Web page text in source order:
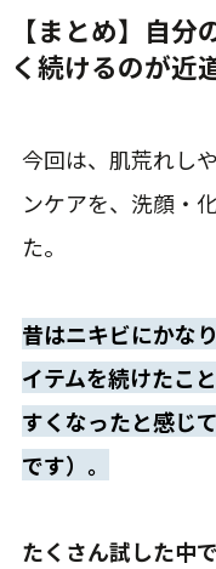
【まとめ】自
く続けるのが近
今回は、肌荒れし
ンケアを、洗顔・
た。
昔はニキビにかな
イテムを続けたこ
すくなったと感じ
です）。
たくさん試した中